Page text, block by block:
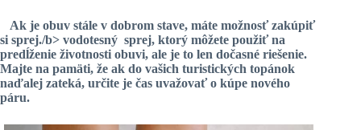
Ak je obuv stále v dobrom stave, máte možnosť zakúpiť
si sprej./b> vodotesný sprej, ktorý môžete použiť na
predĺženie životnosti obuvi, ale je to len dočasné riešenie.
Majte na pamäti, že ak do vašich turistických topánok
naďalej zateká, určite je čas uvažovať o kúpe nového
páru.